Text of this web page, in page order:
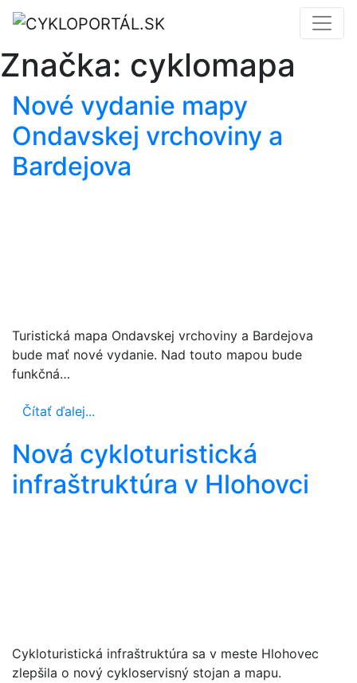
Značka: cyklomapa
Nové vydanie mapy
Ondavskej vrchoviny a
Bardejova
Turistická mapa Ondavskej vrchoviny a Bardejova
bude mať nové vydanie. Nad touto mapou bude
funkčná…
Čítať ďalej...
Nová cykloturistická
infraštruktúra v Hlohovci
Cykloturistická infraštruktúra sa v meste Hlohovec
zlepšila o nový cykloservisný stojan a mapu.